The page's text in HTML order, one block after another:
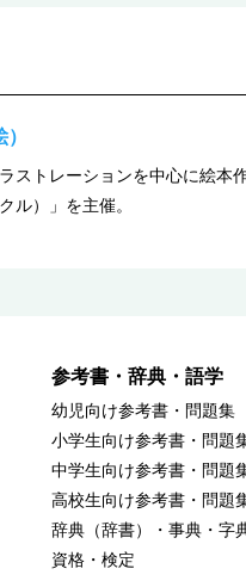
ストレーションを中心に絵本
ル）」を主催。
参考書・辞典・語学
幼児向け参考書・問題集
小学生向け参考書・問題
中学生向け参考書・問題
高校生向け参考書・問題
辞典（辞書）・事典・字
資格・検定